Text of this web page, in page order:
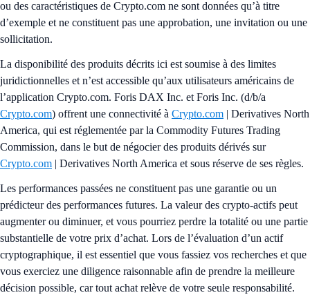
ou des caractéristiques de Crypto.com ne sont données qu’à titre
d’exemple et ne constituent pas une approbation, une invitation ou une
sollicitation.
La disponibilité des produits décrits ici est soumise à des limites
juridictionnelles et n’est accessible qu’aux utilisateurs américains de
l’application Crypto.com. Foris DAX Inc. et Foris Inc. (d/b/a
Crypto.com) offrent une connectivité à Crypto.com | Derivatives North
America, qui est réglementée par la Commodity Futures Trading
Commission, dans le but de négocier des produits dérivés sur
Crypto.com | Derivatives North America et sous réserve de ses règles.
Les performances passées ne constituent pas une garantie ou un
prédicteur des performances futures. La valeur des crypto-actifs peut
augmenter ou diminuer, et vous pourriez perdre la totalité ou une partie
substantielle de votre prix d’achat. Lors de l’évaluation d’un actif
cryptographique, il est essentiel que vous fassiez vos recherches et que
vous exerciez une diligence raisonnable afin de prendre la meilleure
décision possible, car tout achat relève de votre seule responsabilité.